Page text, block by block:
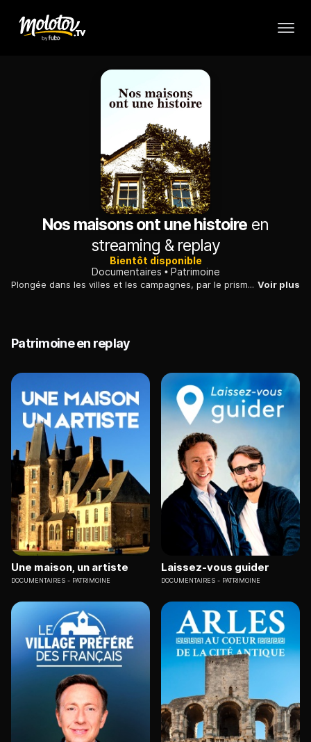
Nos maisons ont une histoire en
streaming & replay
Bientôt disponible
Documentaires
Patrimoine
Plongée dans les villes et les campagnes, par le prisme de la généalogie immobilière, discipline qui permet de retracer l'histoire d'un bien foncier. Voir plus
Patrimoine en replay
Une maison, un artiste
DOCUMENTAIRES PATRIMOINE
Laissez-vous guider
DOCUMENTAIRES PATRIMOINE